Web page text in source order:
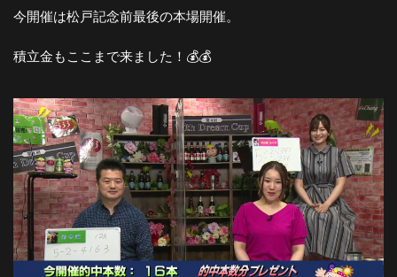
今開催は松戸記念前最後の本場開催。
積立金もここまで来ました！💰💰